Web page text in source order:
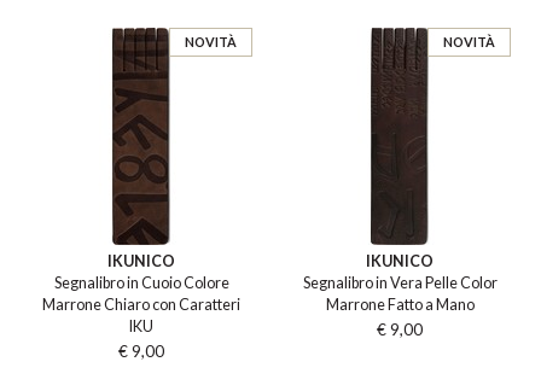
NOVITÀ
IKUNICO
Segnalibro in Cuoio Colore
Marrone Chiaro con Caratteri
IKU
€ 9,00
NOVITÀ
IKUNICO
Segnalibro in Vera Pelle Color
Marrone Fatto a Mano
€ 9,00